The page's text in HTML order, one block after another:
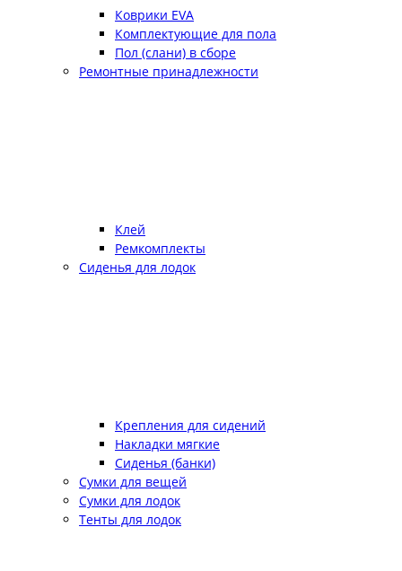
Коврики EVA
Комплектующие для пола
Пол (слани) в сборе
Ремонтные принадлежности
Клей
Ремкомплекты
Сиденья для лодок
Крепления для сидений
Накладки мягкие
Сиденья (банки)
Сумки для вещей
Сумки для лодок
Тенты для лодок